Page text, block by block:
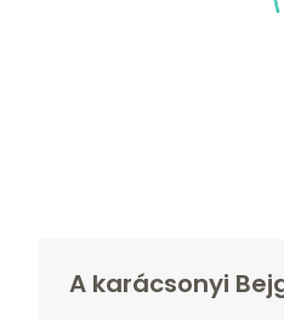
A karácsonyi